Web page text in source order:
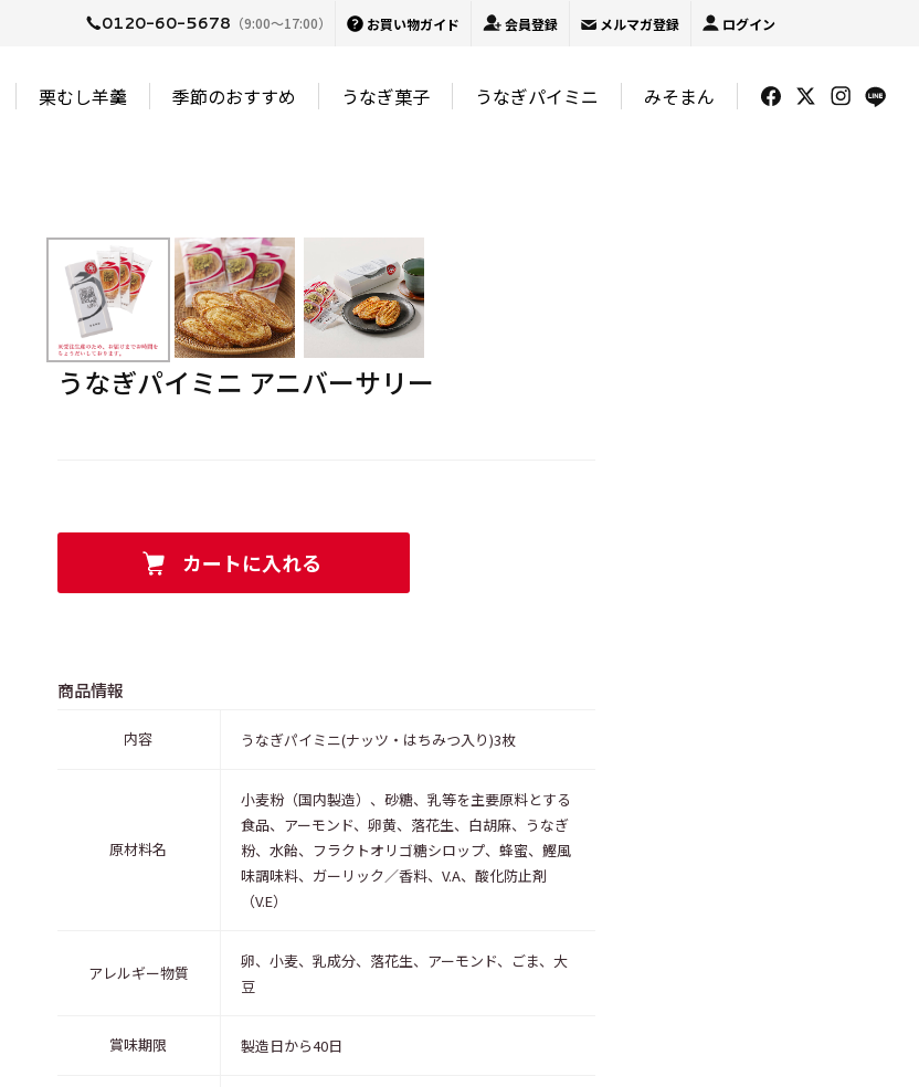
0120-60-5678 （9:00〜17:00） お買い物ガイド 会員登録 メルマガ登録 ログイン
栗むし羊羹 季節のおすすめ うなぎ菓子 うなぎパイミニ みそまん
うなぎパイミニ アニバーサリー
商品情報
内容 うなぎパイミニ(ナッツ・はちみつ入り)3枚
原材料名
小麦粉（国内製造）、砂糖、乳等を主要原料とする
食品、アーモンド、卵黄、落花生、白胡麻、うなぎ
粉、水飴、フラクトオリゴ糖シロップ、蜂蜜、鰹風
味調味料、ガーリック／香料、V.A、酸化防止剤
（V.E）
アレルギー物質
卵、小麦、乳成分、落花生、アーモンド、ごま、大
豆
賞味期限 製造日から40日